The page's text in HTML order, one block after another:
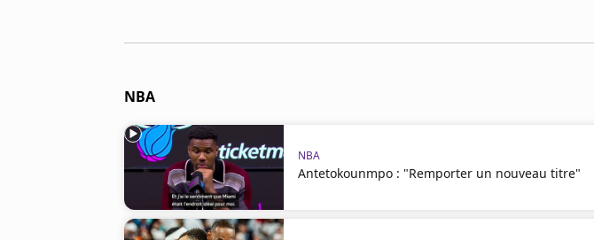
NBA
NBA
Antetokounmpo : "Remporter un nouveau titre"